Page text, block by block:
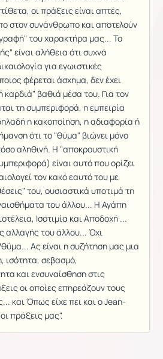
οι πράξεις είναι απτές,
στον συνάνθρωπο και αποτελούν
του χαρακτήρα μας... Το
είναι αλήθεια ότι συχνά
για εγωιστικές
φέρεται άσχημα, δεν έχει
καρδιά" βαθιά μέσα του. Για τον
τη συμπεριφορά, η εμπειρία
η κακοποίηση, η αδιαφορία ή
ότι το "θύμα" βιώνει μόνο
αληθινή. Η "αποκρουστική
είναι αυτό που ορίζει
τον κακό εαυτό του με
του, ουσιαστικά υποτιμά τη
του άλλου... Η Αγάπη
Ισοτιμία και Αποδοχή ...
αλλαγής του άλλου... Όχι
Ας είναι η συζήτηση μας μια
ισότητα, σεβασμό,
και ενσυναίσθηση στις
οι οποίες επηρεάζουν τους
και Όπως είχε πει και ο Jean-
πράξεις μας".